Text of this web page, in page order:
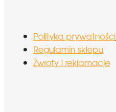
Polityka prywatności
Regulamin sklepu
Zwroty i reklamacje